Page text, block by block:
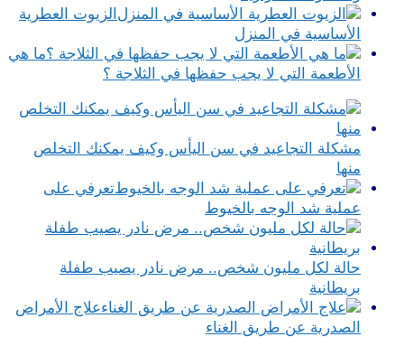
الزيوت العطرية
الأساسية في المنزل
ما هي
الأطعمة التي لا يجب حفظها في الثلاجة ؟
مشكلة التجاعيد في سن اليأس وكيف يمكنك التخلص
منها
تعرفي على
عملية شد الوجه بالخيوط
حالة لكل مليون شخص.. مرض نادر يصيب طفلة
بريطانية
علاج الأمراض
الصدرية عن طريق الغناء